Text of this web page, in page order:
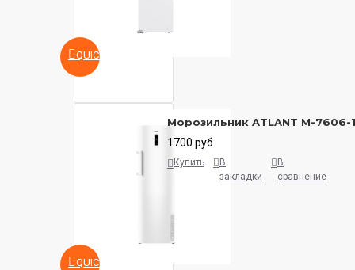
QUICKVIEW
QUICKVIEW
Морозильник ATLANT M-7606-
1700 руб.
Купить
В
закладки
В
сравнение